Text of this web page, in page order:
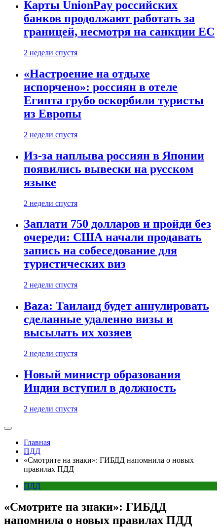
Карты UnionPay российских
банков продолжают работать за
границей, несмотря на санкции ЕС
2 недели спустя
«Настроение на отдыхе
испорчено»: россиян в отеле
Египта грубо оскорбили туристы
из Европы
2 недели спустя
Из-за наплыва россиян в Японии
появились вывески на русском
языке
2 недели спустя
Заплати 750 долларов и пройди без
очереди: США начали продавать
запись на собеседование для
туристических виз
2 недели спустя
Baza: Таиланд будет аннулировать
сделанные удаленно визы и
высылать их хозяев
2 недели спустя
Новый министр образования
Индии вступил в должность
2 недели спустя
Главная
ПДД
«Смотрите на знаки»: ГИБДД напомнила о новых
правилах ПДД
ПДД
«Смотрите на знаки»: ГИБДД
напомнила о новых правилах ПДД